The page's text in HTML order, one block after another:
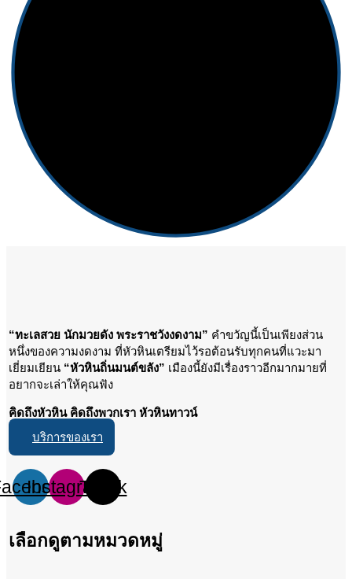
“ทะเลสวย นักมวยดัง พระราชวังงดงาม” คำขวัญนี้เป็นเพียงส่วน
หนึ่งของความงดงาม ที่หัวหินเตรียมไว้รอต้อนรับทุกคนที่แวะมา
เยี่ยมเยียน “หัวหินถิ่นมนต์ขลัง” เมืองนี้ยังมีเรื่องราวอีกมากมายที่
อยากจะเล่าให้คุณฟัง
คิดถึงหัวหิน คิดถึงพวกเรา หัวหินทาวน์
บริการของเรา
InstagramTiktok
เลือกดูตามหมวดหมู่